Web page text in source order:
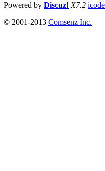
Powered by Discuz! X7.2 icode
© 2001-2013 Comsenz Inc.